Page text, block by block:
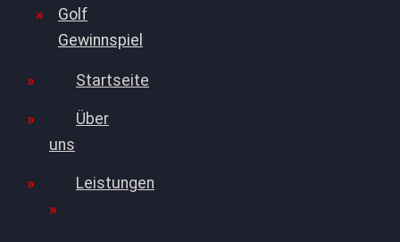
Golf
Gewinnspiel
Startseite
Über
uns
Leistungen